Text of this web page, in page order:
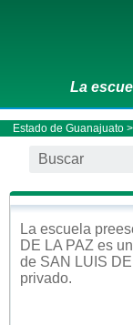
La
Estado de Guanajuato >
La escuela
DE LA PAZ es
de SAN LUIS
privado.